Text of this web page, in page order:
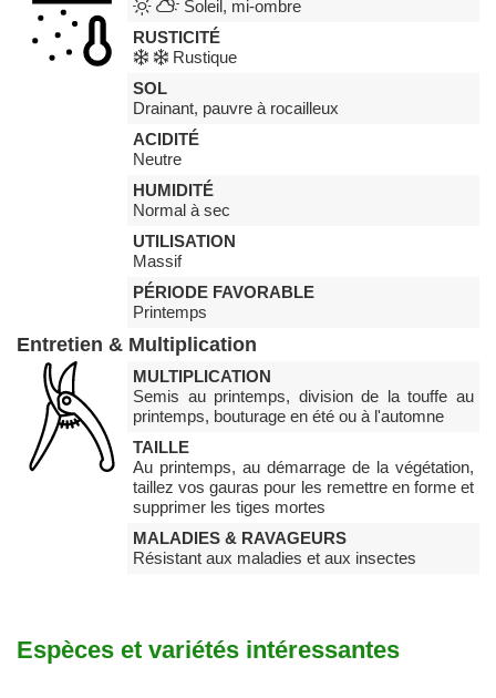
Soleil, mi-ombre
RUSTICITÉ
Rustique
SOL
Drainant, pauvre à rocailleux
ACIDITÉ
Neutre
HUMIDITÉ
Normal à sec
UTILISATION
Massif
PÉRIODE FAVORABLE
Printemps
Entretien & Multiplication
MULTIPLICATION
Semis au printemps, division de la touffe au
printemps, bouturage en été ou à l'automne
TAILLE
Au printemps, au démarrage de la végétation,
taillez vos gauras pour les remettre en forme et
supprimer les tiges mortes
MALADIES & RAVAGEURS
Résistant aux maladies et aux insectes
Espèces et variétés intéressantes